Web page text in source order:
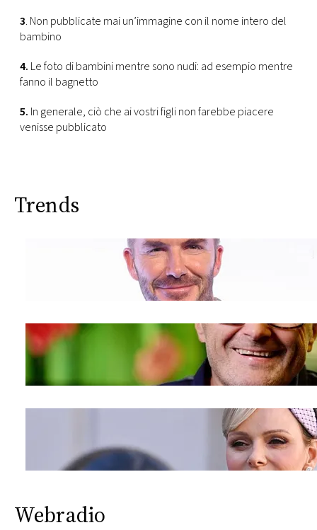
3. Non pubblicate mai un’immagine con il nome intero del
bambino
4. Le foto di bambini mentre sono nudi: ad esempio mentre
fanno il bagnetto
5. In generale, ciò che ai vostri figli non farebbe piacere
venisse pubblicato
Trends
Webradio